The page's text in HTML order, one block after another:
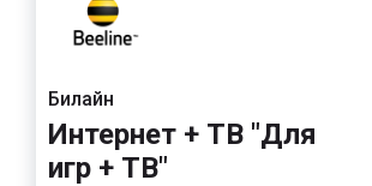
Билайн
Интернет + ТВ "Для
игр + ТВ"